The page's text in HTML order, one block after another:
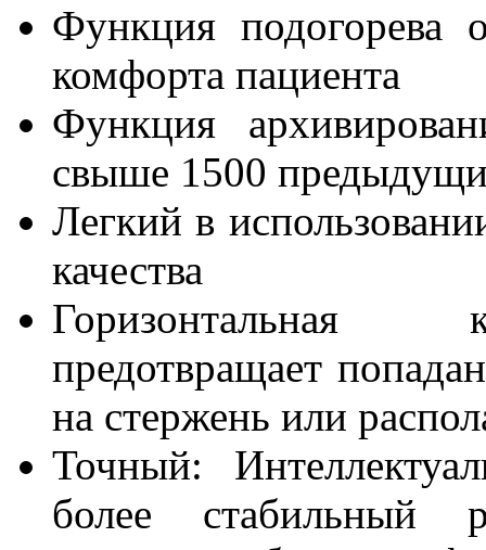
Функция подогорева
комфорта пациента
Функция
свыше 1500
Легкий в
качества
Горизонтальная
предотвращает
на стержень или
Точный:
более стабильный